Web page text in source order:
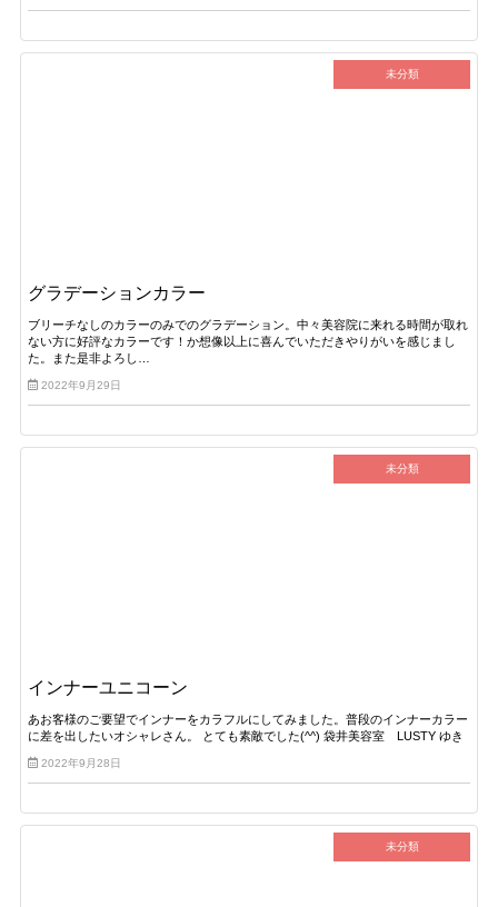
未分類
グラデーションカラー
ブリーチなしのカラーのみでのグラデーション。中々美容院に来れる時間が取れ
ない方に好評なカラーです！か想像以上に喜んでいただきやりがいを感じまし
た。また是非よろし…
2022年9月29日
未分類
インナーユニコーン
あお客様のご要望でインナーをカラフルにしてみました。普段のインナーカラー
に差を出したいオシャレさん。 とても素敵でした(^^) 袋井美容室 LUSTY ゆき
2022年9月28日
未分類